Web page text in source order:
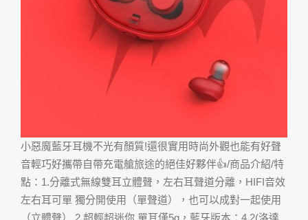
小惡魔藍牙耳機不光有顏質!還很實用時尚外觀也能有好聲
音輕巧好攜帶自帶充電艙旅途的絕佳好夥伴👍/商品介紹/特
點：1.分離式無線雙耳立體聲，左右耳聲道分離，HIFI音效
左右耳可單 獨分開使用（單聲道），也可以成對一起使用
（立體聲） 2.超輕超迷你 單耳僅5g，藍牙版本：4.2(洛達